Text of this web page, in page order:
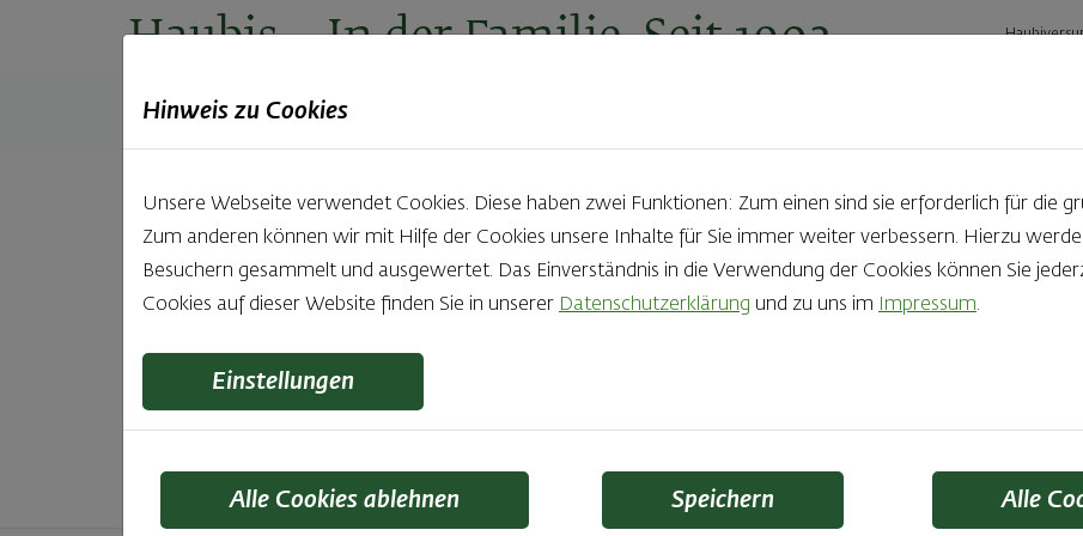
Haubis– In der Familie. Seit 1902.
Produkte Backstuben
Unsere Produkte aus der Backstube
Hinweis zu Cookies
Unsere Webseite verwendet Cookies. Diese haben zwei Funktionen: Zum einen sind sie erforderlich für die
Zum anderen können wir mit Hilfe der Cookies unsere Inhalte für Sie immer weiter verbessern. Hierzu
Besuchern gesammelt und ausgewertet. Das Einverständnis in die Verwendung der Cookies können Sie
Cookies auf dieser Website finden Sie in unserer Datenschutzerklärung und zu uns im Impressum.
Einstellungen
Alle Cookies ablehnen Speichern Alle